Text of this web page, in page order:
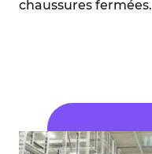
chaussures fermées.